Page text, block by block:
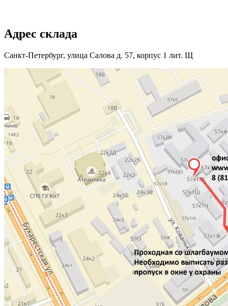
Адрес склада
Санкт-Петербург, улица Салова д. 57, корпус 1 лит. Щ